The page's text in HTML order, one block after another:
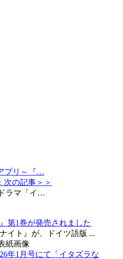
プリ～『…
の記事＞＞
ラマ「イ…
第1巻が発売されました
イト』が、ドイツ語版 ...
年1月号にて「イタズラな